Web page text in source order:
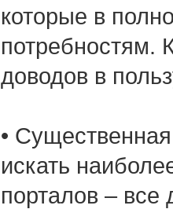
которые в
потребностям.
доводов в
•
искать
порталов – все